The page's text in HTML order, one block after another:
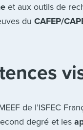
et aux outils de
duCAFEP/
de l’ISFEC
degré et les